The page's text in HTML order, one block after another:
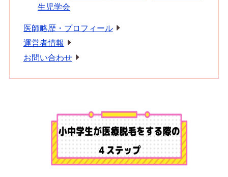
生児学会
医師略歴・プロフィール
運営者情報
お問い合わせ